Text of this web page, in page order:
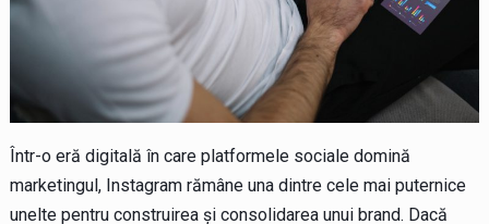
Într-o eră digitală în care platformele sociale domină
marketingul, Instagram rămâne una dintre cele mai puternice
unelte pentru construirea și consolidarea unui brand. Dacă